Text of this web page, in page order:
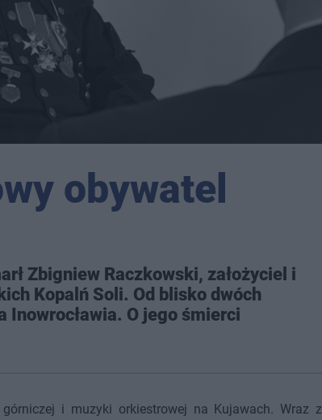
obywatel
Zbigniew Raczkowski, założyciel i
Kopalń Soli. Od blisko dwóch
O jego śmierci
górniczej i muzyki orkiestrowej na Kujawach. Wraz z